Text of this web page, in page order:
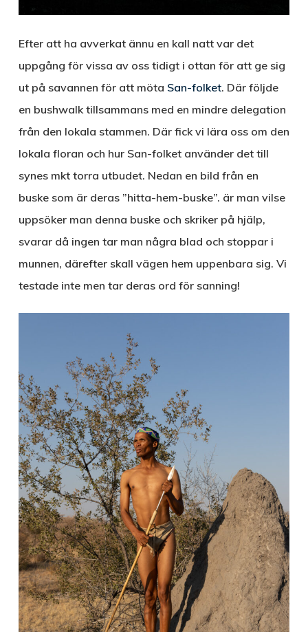
Efter att ha avverkat ännu en kall natt var det
uppgång för vissa av oss tidigt i ottan för att ge sig
ut på savannen för att möta San-folket. Där följde
en bushwalk tillsammans med en mindre delegation
från den lokala stammen. Där fick vi lära oss om den
lokala floran och hur San-folket använder det till
synes mkt torra utbudet. Nedan en bild från en
buske som är deras ”hitta-hem-buske”. är man vilse
uppsöker man denna buske och skriker på hjälp,
svarar då ingen tar man några blad och stoppar i
munnen, därefter skall vägen hem uppenbara sig. Vi
testade inte men tar deras ord för sanning!